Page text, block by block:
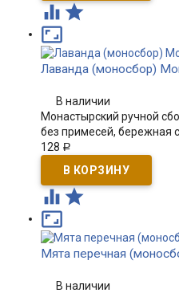
 

Лаванда (моносбор)
В наличии
Монастырский ручной
без примесей, бережная
128 Р
 

Мята перечная
В наличии